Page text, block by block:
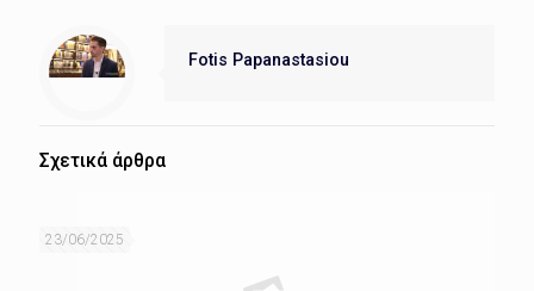
Fotis Papanastasiou
Σχετικά άρθρα
23/06/2025